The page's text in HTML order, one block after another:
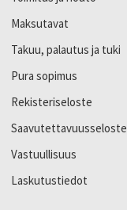
Maksutavat
Takuu, palautus ja tuki
Pura sopimus
Rekisteriseloste
Saavutettavuusseloste
Vastuullisuus
Laskutustiedot